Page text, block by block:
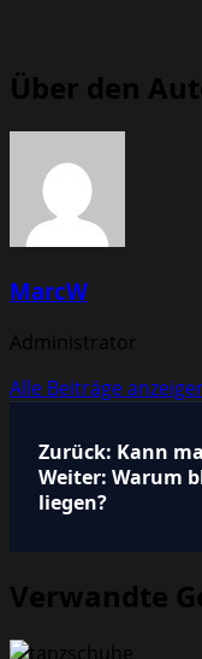
Über den
MarcW
Administrator
Alle Beiträge
Zurück: Kann
Weiter: Warum
liegen?
Verwandte